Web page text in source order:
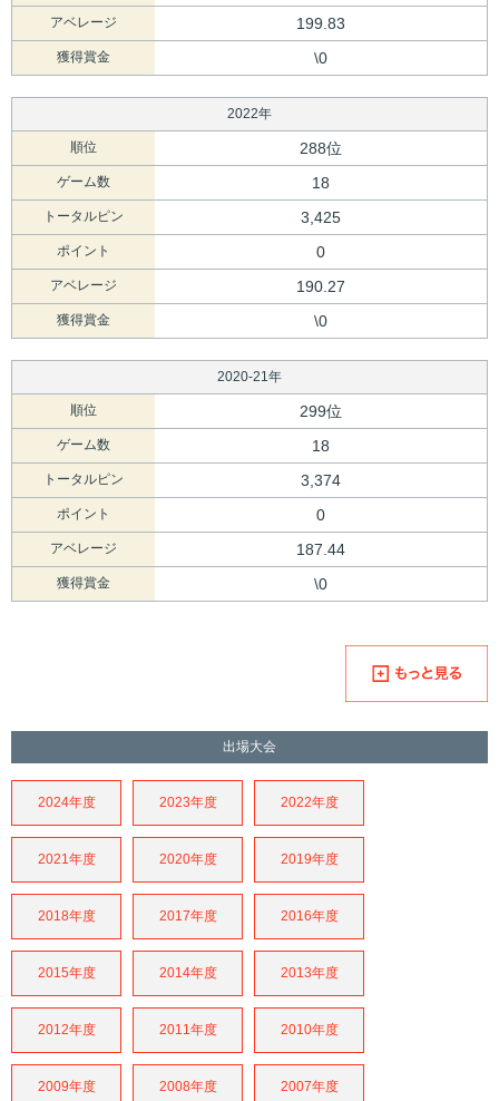
アベレージ 199.83
獲得賞金 \0
2022年
順位 288位
ゲーム数 18
トータルピン 3,425
ポイント 0
アベレージ 190.27
獲得賞金 \0
2020-21年
順位 299位
ゲーム数 18
トータルピン 3,374
ポイント 0
アベレージ 187.44
獲得賞金 \0
出場大会
2024年度 2023年度 2022年度
2021年度 2020年度 2019年度
2018年度 2017年度 2016年度
2015年度 2014年度 2013年度
2012年度 2011年度 2010年度
2009年度 2008年度 2007年度